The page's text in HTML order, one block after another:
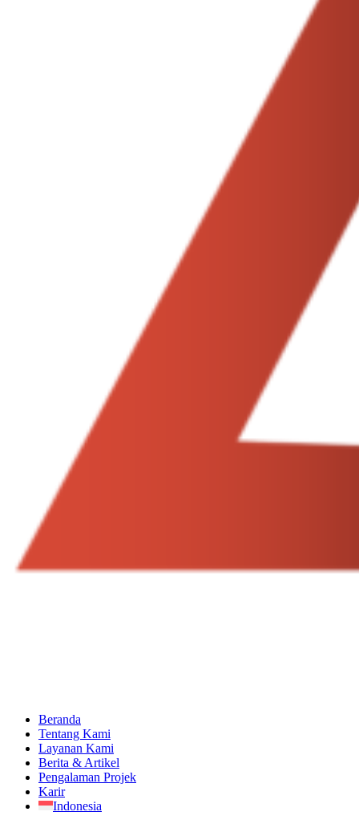
Beranda
Tentang Kami
Layanan Kami
Berita & Artikel
Pengalaman Projek
Karir
Indonesia